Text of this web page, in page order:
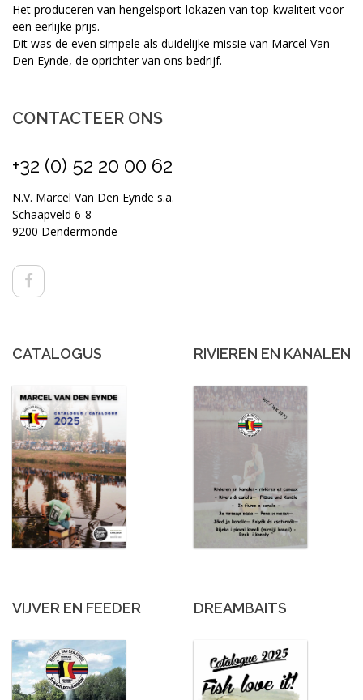
Het produceren van hengelsport-lokazen van top-kwaliteit voor
een eerlijke prijs.
Dit was de even simpele als duidelijke missie van Marcel Van
Den Eynde, de oprichter van ons bedrijf.
CONTACTEER ONS
+32 (0) 52 20 00 62
N.V. Marcel Van Den Eynde s.a.
Schaapveld 6-8
9200 Dendermonde
CATALOGUS RIVIEREN EN KANALEN
VIJVER EN FEEDER DREAMBAITS